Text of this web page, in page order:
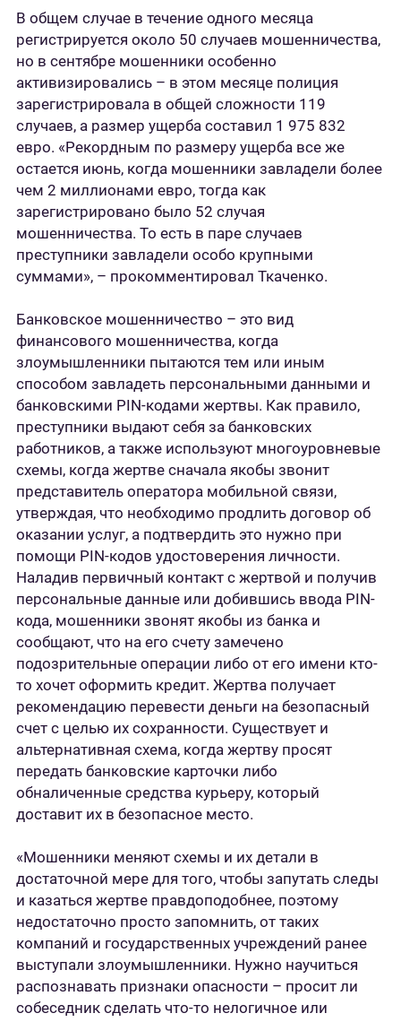
В общем случае в течение одного месяца
регистрируется около 50 случаев мошенничества,
но в сентябре мошенники особенно
активизировались – в этом месяце полиция
зарегистрировала в общей сложности 119
случаев, а размер ущерба составил 1 975 832
евро. «Рекордным по размеру ущерба все же
остается июнь, когда мошенники завладели более
чем 2 миллионами евро, тогда как
зарегистрировано было 52 случая
мошенничества. То есть в паре случаев
преступники завладели особо крупными
суммами», – прокомментировал Ткаченко.
Банковское мошенничество – это вид
финансового мошенничества, когда
злоумышленники пытаются тем или иным
способом завладеть персональными данными и
банковскими PIN-кодами жертвы. Как правило,
преступники выдают себя за банковских
работников, а также используют многоуровневые
схемы, когда жертве сначала якобы звонит
представитель оператора мобильной связи,
утверждая, что необходимо продлить договор об
оказании услуг, а подтвердить это нужно при
помощи PIN-кодов удостоверения личности.
Наладив первичный контакт с жертвой и получив
персональные данные или добившись ввода PIN-
кода, мошенники звонят якобы из банка и
сообщают, что на его счету замечено
подозрительные операции либо от его имени кто-
то хочет оформить кредит. Жертва получает
рекомендацию перевести деньги на безопасный
счет с целью их сохранности. Существует и
альтернативная схема, когда жертву просят
передать банковские карточки либо
обналиченные средства курьеру, который
доставит их в безопасное место.
«Мошенники меняют схемы и их детали в
достаточной мере для того, чтобы запутать следы
и казаться жертве правдоподобнее, поэтому
недостаточно просто запомнить, от таких
компаний и государственных учреждений ранее
выступали злоумышленники. Нужно научиться
распознавать признаки опасности – просит ли
собеседник сделать что-то нелогичное или